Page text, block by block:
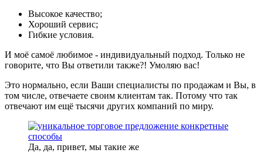
Высокое качество;
Хороший сервис;
Гибкие условия.
И моё самоё любимое - индивидуальный подход. Только не
говорите, что Вы ответили также?! Умоляю вас!
Это нормально, если Ваши специалисты по продажам и Вы, в
том числе, отвечаете своим клиентам так. Потому что так
отвечают им ещё тысячи других компаний по миру.
Да, да, привет, мы такие же